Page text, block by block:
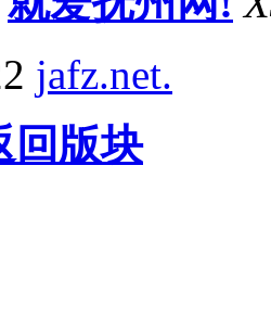
jafz.net.
回版块